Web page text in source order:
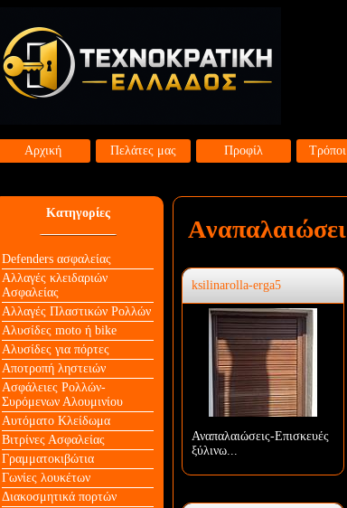
Αρχική Πελάτες μας Προφίλ
Κατηγορίες
Defenders ασφαλείας
Αλλαγές κλειδαριών
Aσφαλείας
Αλλαγές Πλαστικών Ρολλών
Αλυσίδες moto ή bike
Αλυσίδες για πόρτες
Αποτροπή ληστειών
Ασφάλειες Ρολλών-
Συρόμενων Αλουμινίου
Αυτόματο Κλείδωμα
Βιτρίνες Ασφαλείας
Γραμματοκιβώτια
Γωνίες λουκέτων
Διακοσμητικά πορτών
ksilinarolla-erga5
Αναπαλαιώσεις-Επισκευές
ξύλινω...